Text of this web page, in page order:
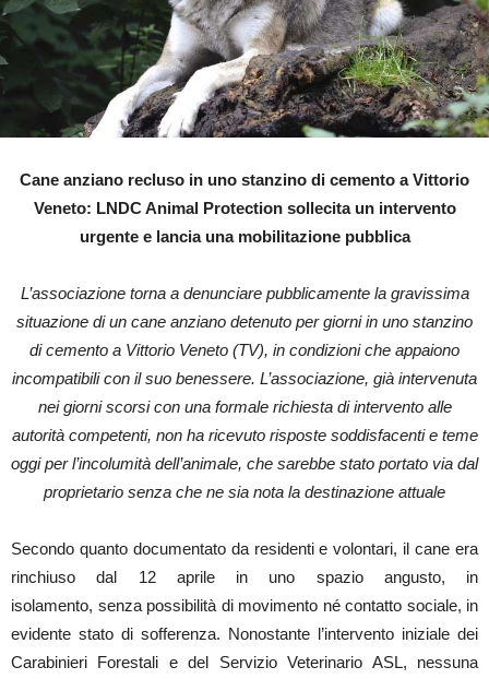
Cane anziano recluso in uno stanzino di cemento a Vittorio
Veneto: LNDC Animal Protection sollecita un intervento
urgente e lancia una mobilitazione pubblica
L’associazione torna a denunciare pubblicamente la gravissima
situazione di un cane anziano detenuto per giorni in uno stanzino
di cemento a Vittorio Veneto (TV), in condizioni che appaiono
incompatibili con il suo benessere. L’associazione, già intervenuta
nei giorni scorsi con una formale richiesta di intervento alle
autorità competenti, non ha ricevuto risposte soddisfacenti e teme
oggi per l’incolumità dell’animale, che sarebbe stato portato via dal
proprietario senza che ne sia nota la destinazione attuale
Secondo quanto documentato da residenti e volontari, il cane era
rinchiuso dal 12 aprile in uno spazio angusto, in
isolamento, senza possibilità di movimento né contatto sociale, in
evidente stato di sofferenza. Nonostante l’intervento iniziale dei
Carabinieri Forestali e del Servizio Veterinario ASL, nessuna